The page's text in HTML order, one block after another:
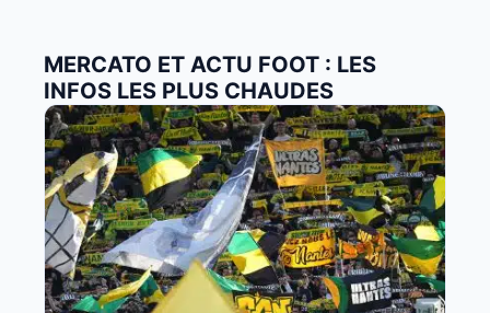
MERCATO ET ACTU FOOT : LES
INFOS LES PLUS CHAUDES